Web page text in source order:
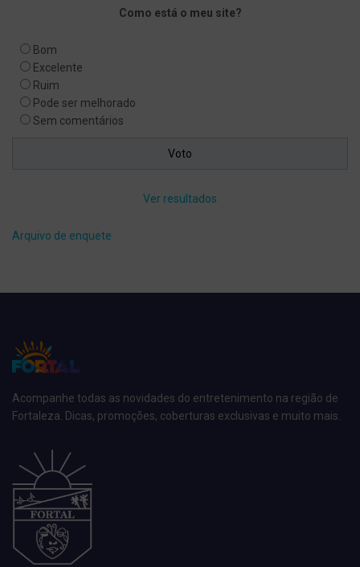
Como está o meu site?
Bom
Excelente
Ruim
Pode ser melhorado
Sem comentários
Ver resultados
Arquivo de enquete
Acompanhe todas as novidades do entretenimento na região de
Fortaleza. Dicas, promoções, coberturas exclusivas e muito mais.